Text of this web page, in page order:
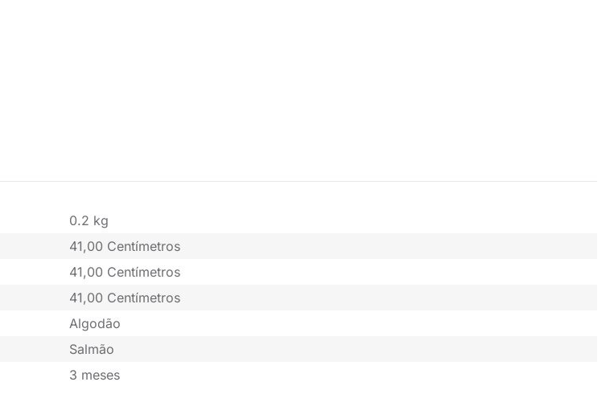
0.2 kg
41,00 Centímetros
41,00 Centímetros
41,00 Centímetros
Algodão
Salmão
3 meses